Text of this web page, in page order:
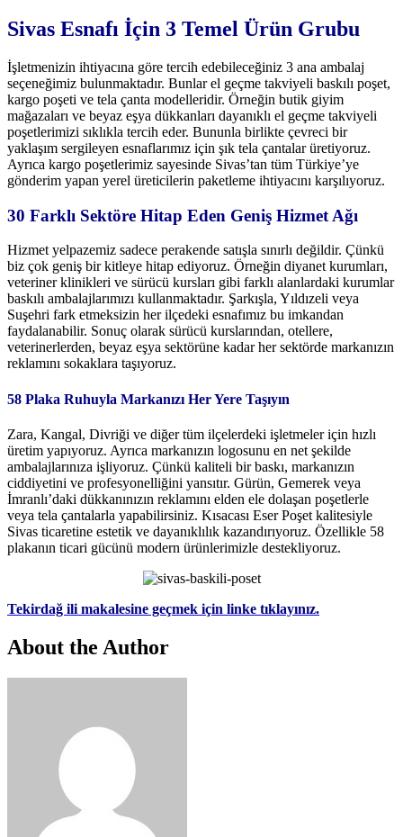
Sivas Esnafı İçin 3 Temel Ürün Grubu
İşletmenizin ihtiyacına göre tercih edebileceğiniz 3 ana ambalaj
seçeneğimiz bulunmaktadır. Bunlar el geçme takviyeli baskılı poşet,
kargo poşeti ve tela çanta modelleridir. Örneğin butik giyim
mağazaları ve beyaz eşya dükkanları dayanıklı el geçme takviyeli
poşetlerimizi sıklıkla tercih eder. Bununla birlikte çevreci bir
yaklaşım sergileyen esnaflarımız için şık tela çantalar üretiyoruz.
Ayrıca kargo poşetlerimiz sayesinde Sivas’tan tüm Türkiye’ye
gönderim yapan yerel üreticilerin paketleme ihtiyacını karşılıyoruz.
30 Farklı Sektöre Hitap Eden Geniş Hizmet Ağı
Hizmet yelpazemiz sadece perakende satışla sınırlı değildir. Çünkü
biz çok geniş bir kitleye hitap ediyoruz. Örneğin diyanet kurumları,
veteriner klinikleri ve sürücü kursları gibi farklı alanlardaki kurumlar
baskılı ambalajlarımızı kullanmaktadır. Şarkışla, Yıldızeli veya
Suşehri fark etmeksizin her ilçedeki esnafımız bu imkandan
faydalanabilir. Sonuç olarak sürücü kurslarından, otellere,
veterinerlerden, beyaz eşya sektörüne kadar her sektörde markanızın
reklamını sokaklara taşıyoruz.
58 Plaka Ruhuyla Markanızı Her Yere Taşıyın
Zara, Kangal, Divriği ve diğer tüm ilçelerdeki işletmeler için hızlı
üretim yapıyoruz. Ayrıca markanızın logosunu en net şekilde
ambalajlarınıza işliyoruz. Çünkü kaliteli bir baskı, markanızın
ciddiyetini ve profesyonelliğini yansıtır. Gürün, Gemerek veya
İmranlı’daki dükkanınızın reklamını elden ele dolaşan poşetlerle
veya tela çantalarla yapabilirsiniz. Kısacası Eser Poşet kalitesiyle
Sivas ticaretine estetik ve dayanıklılık kazandırıyoruz. Özellikle 58
plakanın ticari gücünü modern ürünlerimizle destekliyoruz.
Tekirdağ ili makalesine geçmek için linke tıklayınız.
About the Author